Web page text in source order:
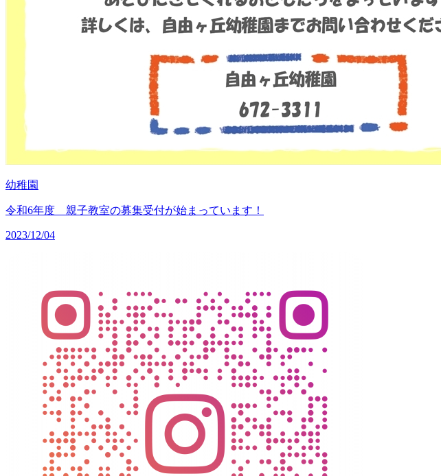
幼稚園
令和6年度 親子教室の募集受付が始まっています！
2023/12/04